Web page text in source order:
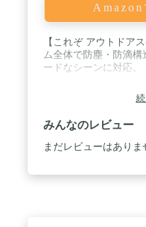
Amazon
【これぞ アウトドア
ム全体で防塵・防滴
ードなシーンに対応。
みんなのレビュー
まだレビューはありま